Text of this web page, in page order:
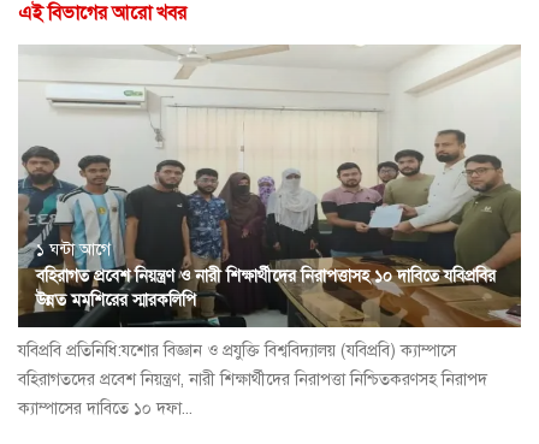
এই বিভাগের আরো খবর
১ ঘন্টা আগে
বহিরাগত প্রবেশ নিয়ন্ত্রণ ও নারী শিক্ষার্থীদের নিরাপত্তাসহ ১০ দাবিতে যবিপ্রবির
উন্নত মমশিরের স্মারকলিপি
যবিপ্রবি প্রতিনিধি:যশোর বিজ্ঞান ও প্রযুক্তি বিশ্ববিদ্যালয় (যবিপ্রবি) ক্যাম্পাসে
বহিরাগতদের প্রবেশ নিয়ন্ত্রণ, নারী শিক্ষার্থীদের নিরাপত্তা নিশ্চিতকরণসহ নিরাপদ
ক্যাম্পাসের দাবিতে ১০ দফা...